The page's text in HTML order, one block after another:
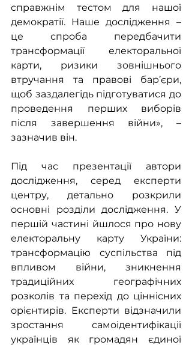
справжнім тестом для нашої
демократії. Наше дослідження –
це спроба передбачити
трансформації електоральної
карти, ризики зовнішнього
втручання та правові бар’єри,
щоб заздалегідь підготуватися до
проведення перших виборів
після завершення війни», –
зазначив він.
Під час презентації автори
дослідження, серед експерти
центру, детально розкрили
основні розділи дослідження. У
першій частині йшлося про нову
електоральну карту України:
трансформацію суспільства під
впливом війни, зникнення
традиційних географічних
розколів та перехід до ціннісних
орієнтирів. Експерти відзначили
зростання самоідентифікації
українців як громадян єдиної